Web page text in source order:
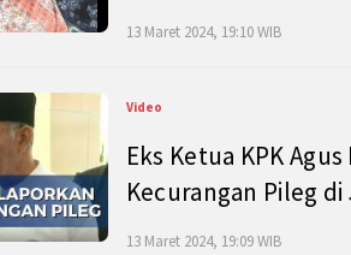
13 Maret 2024, 19:10 WIB
Video
Eks Ketua KPK
Kecurangan Pileg
13 Maret 2024, 19:09 WIB